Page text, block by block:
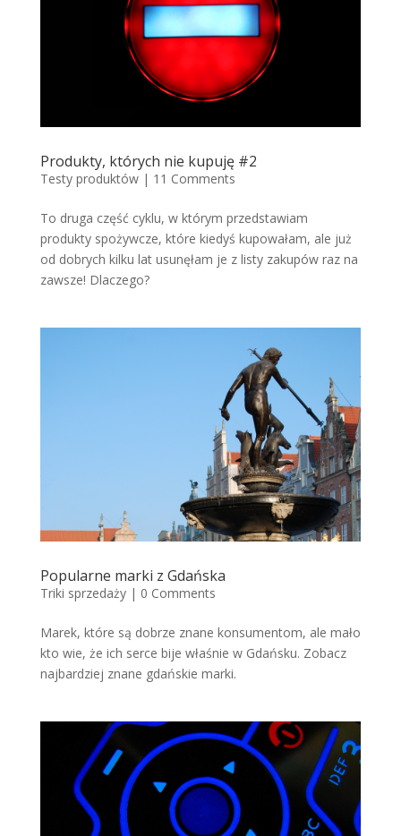
Produkty, których nie kupuję #2
Testy produktów| 11 Comments
To druga część cyklu, w którym przedstawiam
produkty spożywcze, które kiedyś kupowałam, ale już
od dobrych kilku lat usunęłam je z listy zakupów raz na
zawsze! Dlaczego?
Popularne marki z Gdańska
Triki sprzedaży| 0 Comments
Marek, które są dobrze znane konsumentom, ale mało
kto wie, że ich serce bije właśnie w Gdańsku. Zobacz
najbardziej znane gdańskie marki.